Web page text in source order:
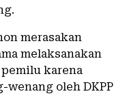
merasakan
melaksanakan
karena
oleh DKPP